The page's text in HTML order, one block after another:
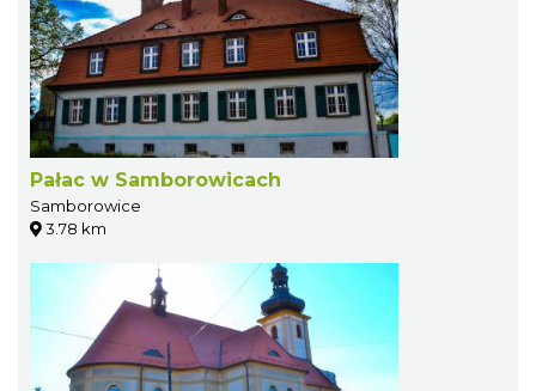
Pałac w Samborowicach
Samborowice
3.78 km